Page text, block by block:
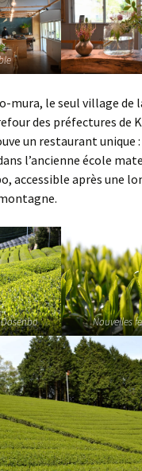
mura, le seul village de
des préfectures de
un restaurant unique :
l’ancienne école
accessible après une
Nouvelles